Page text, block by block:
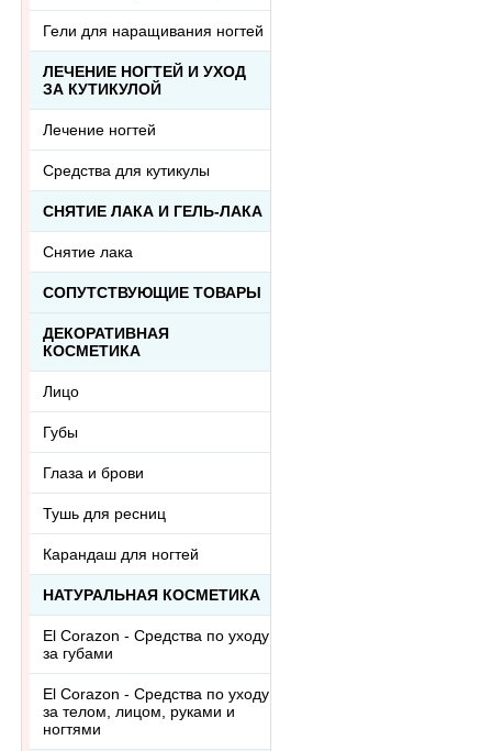
Гели для наращивания ногтей
ЛЕЧЕНИЕ НОГТЕЙ И УХОД
ЗА КУТИКУЛОЙ
Лечение ногтей
Средства для кутикулы
СНЯТИЕ ЛАКА И ГЕЛЬ-ЛАКА
Снятие лака
СОПУТСТВУЮЩИЕ ТОВАРЫ
ДЕКОРАТИВНАЯ
КОСМЕТИКА
Лицо
Губы
Глаза и брови
Тушь для ресниц
Карандаш для ногтей
НАТУРАЛЬНАЯ КОСМЕТИКА
El Corazon - Средства по уходу
за губами
El Corazon - Средства по уходу
за телом, лицом, руками и
ногтями